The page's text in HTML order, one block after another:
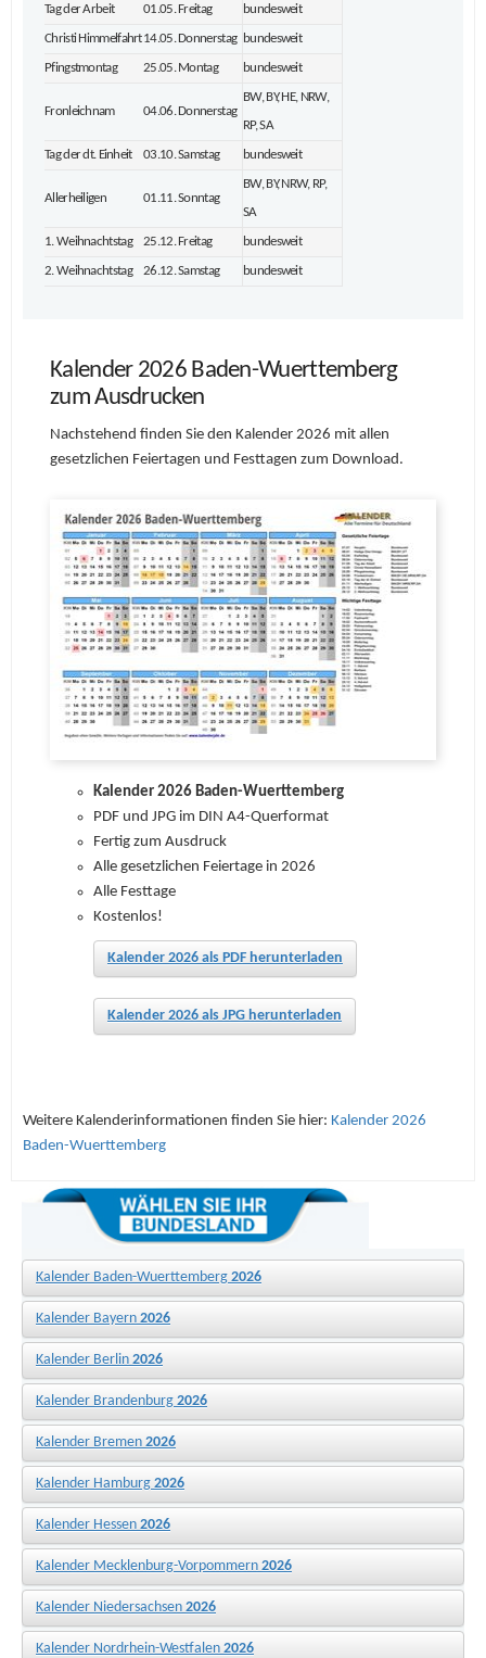
Tag der Arbeit 01.05. Freitag bundesweit
Christi Himmelfahrt14.05. Donnerstag bundesweit
Pfingstmontag 25.05. Montag bundesweit
Fronleichnam 04.06. Donnerstag
BW, BY, HE, NRW,
RP, SA
Tag der dt. Einheit 03.10. Samstag bundesweit
Allerheiligen 01.11. Sonntag
BW, BY, NRW, RP,
SA
1. Weihnachtstag 25.12. Freitag bundesweit
2. Weihnachtstag 26.12. Samstag bundesweit
Kalender 2026 Baden-Wuerttemberg
zum Ausdrucken
Nachstehend finden Sie den Kalender 2026 mit allen
gesetzlichen Feiertagen und Festtagen zum Download.
Kalender 2026 Baden-Wuerttemberg
PDF und JPG im DIN A4-Querformat
Fertig zum Ausdruck
Alle gesetzlichen Feiertage in 2026
Alle Festtage
Kostenlos!
Kalender 2026 als PDF herunterladen
Kalender 2026 als JPG herunterladen
Weitere Kalenderinformationen finden Sie hier: Kalender 2026
Baden-Wuerttemberg
Kalender Baden-Wuerttemberg 2026
Kalender Bayern 2026
Kalender Berlin 2026
Kalender Brandenburg 2026
Kalender Bremen 2026
Kalender Hamburg 2026
Kalender Hessen 2026
Kalender Mecklenburg-Vorpommern 2026
Kalender Niedersachsen 2026
Kalender Nordrhein-Westfalen 2026